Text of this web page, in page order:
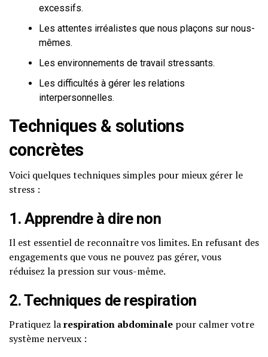
excessifs.
Les attentes irréalistes que nous plaçons sur nous-
mêmes.
Les environnements de travail stressants.
Les difficultés à gérer les relations
interpersonnelles.
Techniques & solutions
concrètes
Voici quelques techniques simples pour mieux gérer le
stress :
1. Apprendre à dire non
Il est essentiel de reconnaître vos limites. En refusant des
engagements que vous ne pouvez pas gérer, vous
réduisez la pression sur vous-même.
2. Techniques de respiration
Pratiquez larespiration abdominale pour calmer votre
système nerveux :